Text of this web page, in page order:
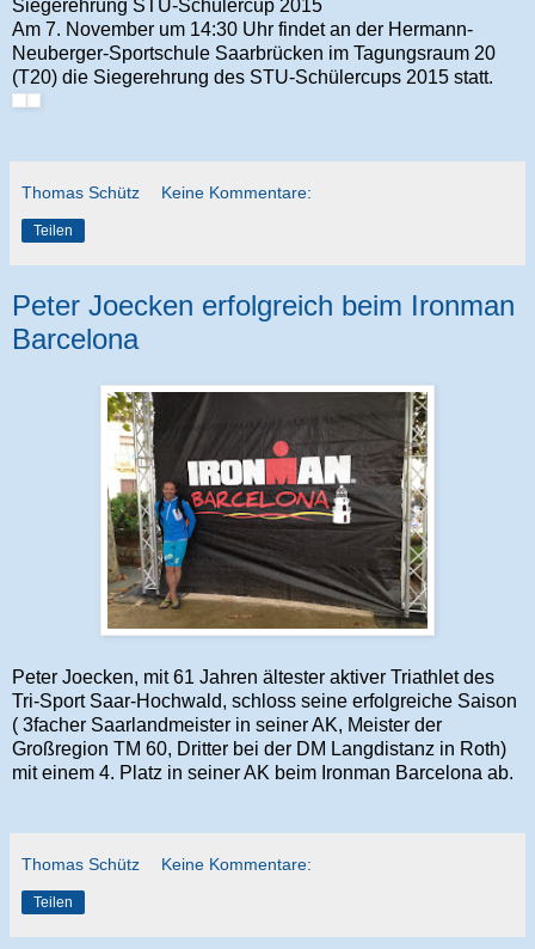
Siegerehrung STU-Schülercup 2015
Am 7. November um 14:30 Uhr findet an der Hermann-
Neuberger-Sportschule Saarbrücken im Tagungsraum 20
(T20) die Siegerehrung des STU-Schülercups 2015 statt.
Thomas Schütz Keine Kommentare:
Teilen
Peter Joecken erfolgreich beim Ironman
Barcelona
Peter Joecken, mit 61 Jahren ältester aktiver Triathlet des
Tri-Sport Saar-Hochwald, schloss seine erfolgreiche Saison
( 3facher Saarlandmeister in seiner AK, Meister der
Großregion TM 60, Dritter bei der DM Langdistanz in Roth)
mit einem 4. Platz in seiner AK beim Ironman Barcelona ab.
Thomas Schütz Keine Kommentare:
Teilen